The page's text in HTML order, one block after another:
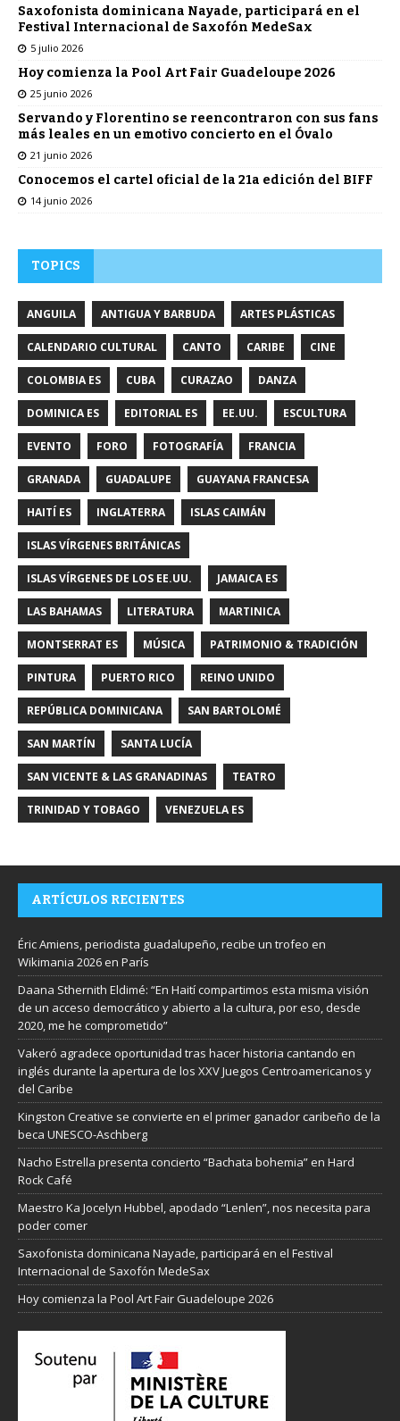
Saxofonista dominicana Nayade, participará en el
Festival Internacional de Saxofón MedeSax
5 julio 2026
Hoy comienza la Pool Art Fair Guadeloupe 2026
25 junio 2026
Servando y Florentino se reencontraron con sus fans
más leales en un emotivo concierto en el Óvalo
21 junio 2026
Conocemos el cartel oficial de la 21a edición del BIFF
14 junio 2026
TOPICS
ANGUILA ANTIGUA Y BARBUDA ARTES PLÁSTICAS
CALENDARIO CULTURAL CANTO CARIBE CINE
COLOMBIA ES CUBA CURAZAO DANZA
DOMINICA ES EDITORIAL ES EE.UU. ESCULTURA
EVENTO FORO FOTOGRAFÍA FRANCIA
GRANADA GUADALUPE GUAYANA FRANCESA
HAITÍ ES INGLATERRA ISLAS CAIMÁN
ISLAS VÍRGENES BRITÁNICAS
ISLAS VÍRGENES DE LOS EE.UU. JAMAICA ES
LAS BAHAMAS LITERATURA MARTINICA
MONTSERRAT ES MÚSICA PATRIMONIO & TRADICIÓN
PINTURA PUERTO RICO REINO UNIDO
REPÚBLICA DOMINICANA SAN BARTOLOMÉ
SAN MARTÍN SANTA LUCÍA
SAN VICENTE & LAS GRANADINAS TEATRO
TRINIDAD Y TOBAGO VENEZUELA ES
ARTÍCULOS RECIENTES
Éric Amiens, periodista guadalupeño, recibe un trofeo en
Wikimania 2026 en París
Daana Sthernith Eldimé: “En Haití compartimos esta misma visión
de un acceso democrático y abierto a la cultura, por eso, desde
2020, me he comprometido”
Vakeró agradece oportunidad tras hacer historia cantando en
inglés durante la apertura de los XXV Juegos Centroamericanos y
del Caribe
Kingston Creative se convierte en el primer ganador caribeño de la
beca UNESCO-Aschberg
Nacho Estrella presenta concierto “Bachata bohemia” en Hard
Rock Café
Maestro Ka Jocelyn Hubbel, apodado “Lenlen”, nos necesita para
poder comer
Saxofonista dominicana Nayade, participará en el Festival
Internacional de Saxofón MedeSax
Hoy comienza la Pool Art Fair Guadeloupe 2026